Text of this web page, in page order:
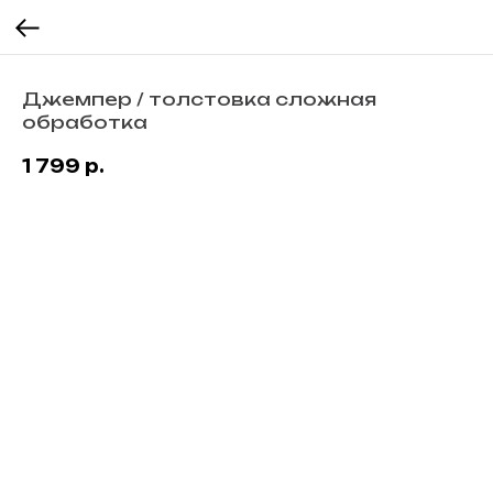
Джемпер / толстовка сложная
обработка
1 799 р.